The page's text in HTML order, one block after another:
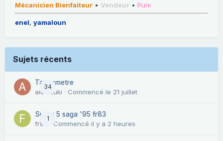
Mécanicien Bienfaiteur • Vendeur • Puni
enel yamaloun
Sujets récents
34
Tachometre
aichizuki · Commencé le 21 juillet
1
Super 5 saga '95 fr83
fr83
· Commencé il y a 2 heures